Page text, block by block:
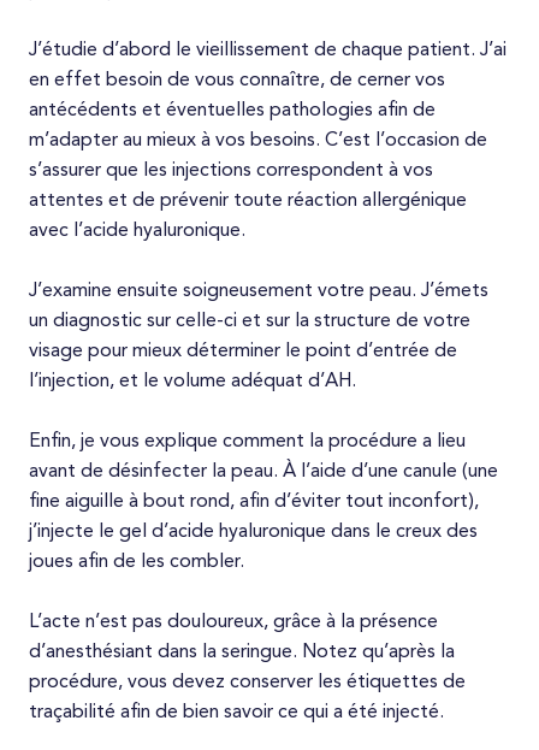
J’étudie d’abord le vieillissement de chaque patient. J’ai
en effet besoin de vous connaître, de cerner vos
antécédents et éventuelles pathologies afin de
m’adapter au mieux à vos besoins. C’est l’occasion de
s’assurer que les injections correspondent à vos
attentes et de prévenir toute réaction allergénique
avec l’acide hyaluronique.
J’examine ensuite soigneusement votre peau. J’émets
un diagnostic sur celle-ci et sur la structure de votre
visage pour mieux déterminer le point d’entrée de
l’injection, et le volume adéquat d’AH.
Enfin, je vous explique comment la procédure a lieu
avant de désinfecter la peau. À l’aide d’une canule (une
fine aiguille à bout rond, afin d’éviter tout inconfort),
j’injecte le gel d’acide hyaluronique dans le creux des
joues afin de les combler.
L’acte n’est pas douloureux, grâce à la présence
d’anesthésiant dans la seringue. Notez qu’après la
procédure, vous devez conserver les étiquettes de
traçabilité afin de bien savoir ce qui a été injecté.